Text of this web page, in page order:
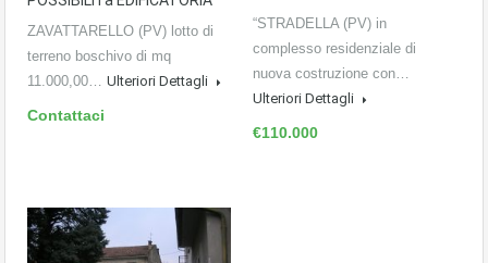
ZAVATTARELLO (PV) lotto di
terreno boschivo di mq
11.000,00… Ulteriori Dettagli
Contattaci
“STRADELLA (PV) in
complesso residenziale di
nuova costruzione con…
Ulteriori Dettagli
€110.000